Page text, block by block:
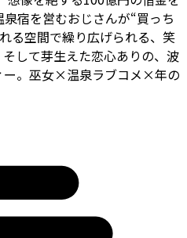
宿を営むおじさんが“買っち
る空間で繰り広げられる、笑
して芽生えた恋心ありの、波
ー。巫女×温泉ラブコメ×年の